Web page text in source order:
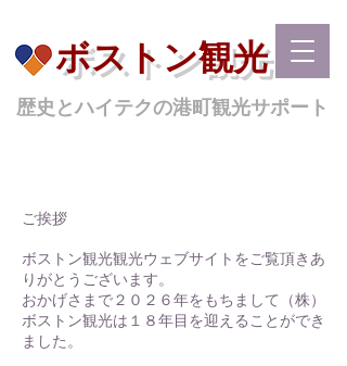
ボストン観光
歴史とハイテクの港町観光サポート
ご挨拶
ボストン観光観光ウェブサイトをご覧頂きあ
りがとうございます。
おかげさまで２０２６年をもちまして（株）
ボストン観光は１８年目を迎えることができ
ました。